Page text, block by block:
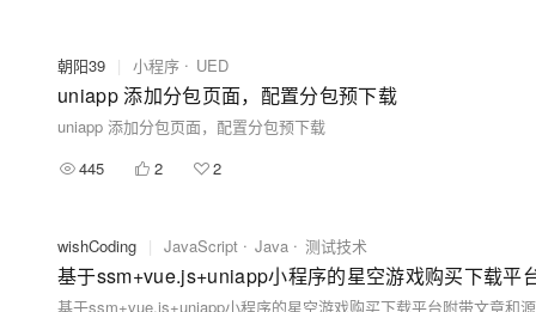
朝阳39 | 小程序 UED
uniapp 添加分包页面，配置分包预下载
uniapp 添加分包页面，配置分包预下载
445
2 2
wishCoding | JavaScript Java 测试技术
基于ssm+vue.js+uniapp小程序的星空游戏购买下载平
基于ssm+vue.js+uniapp小程序的星空游戏购买下载平台附带文章和